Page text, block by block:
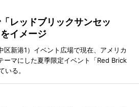
レッドブリックサンセッ
イメージ
区新港1）イベント広場で現在、アメリカ
ーマにした夏季限定イベント「Red Brick
る。